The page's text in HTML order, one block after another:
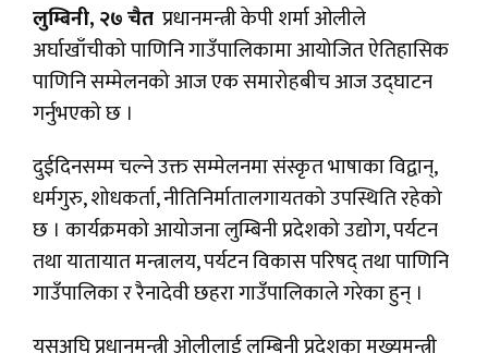
लुम्बिनी, २७ चैत प्रधानमन्त्री केपी शर्मा ओलीले
अर्घाखाँचीको पाणिनि गाउँपालिकामा आयोजित ऐतिहासिक
पाणिनि सम्मेलनको आज एक समारोहबीच आज उद्घाटन
गर्नुभएको छ ।
दुईदिनसम्म चल्ने उक्त सम्मेलनमा संस्कृत भाषाका विद्वान्,
धर्मगुरु, शोधकर्ता, नीतिनिर्मातालगायतको उपस्थिति रहेको
छ । कार्यक्रमको आयोजना लुम्बिनी प्रदेशको उद्योग, पर्यटन
तथा यातायात मन्त्रालय, पर्यटन विकास परिषद् तथा पाणिनि
गाउँपालिका र रैनादेवी छहरा गाउँपालिकाले गरेका हुन् ।